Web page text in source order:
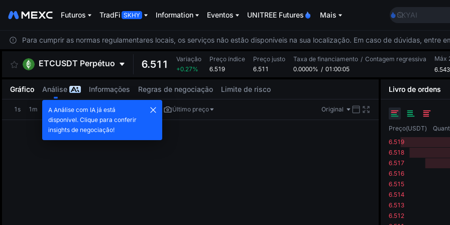
Futuros TradFi Information Eventos UNITREE Futures Mais
SKYAI
UNITREE
SPCX rises
AAOI
UNITREE
SPCX rises
Para cumprir as normas regulamentares locais, os serviços não estão disponíveis na sua localização. Em caso de dúvidas, entre
ETCUSDT Perpétuo 6.511
Variação
+0.27%
Preço índice
6.519
Preço justo
6.511
Taxa de financiamento / Contagem regressiva
0.0000% / 01:00:05
Máx
6.543
Gráfico Análise Informações Regras de negociação Limite de risco
1s 1m 5m 15m 1h 4h 1d Último preço Original
Livro de ordens
Preço(USDT)
6.519
6.518
6.517
6.516
6.515
6.514
6.513
6.512
A Análise com IA já está
disponível. Clique para conferir
insights de negociação!